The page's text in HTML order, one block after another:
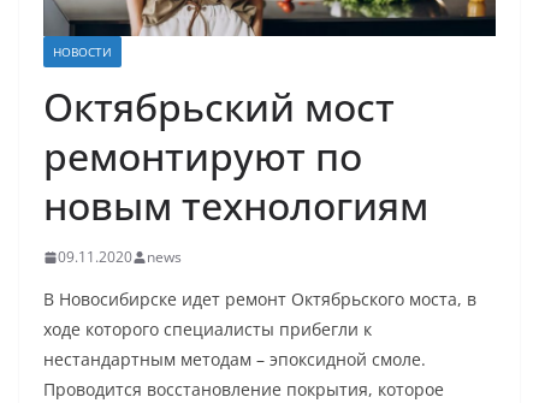
НОВОСТИ
Октябрьский мост
ремонтируют по
новым технологиям
09.11.2020 news
В Новосибирске идет ремонт Октябрьского моста, в
ходе которого специалисты прибегли к
нестандартным методам – эпоксидной смоле.
Проводится восстановление покрытия, которое